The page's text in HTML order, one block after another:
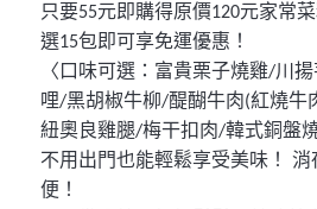
只要55元即購得原價120元家常
選15包即可享免運優惠！
〈口味可選：富貴栗子燒雞/川
哩/黑胡椒牛柳/醍醐牛肉(紅燒牛
紐奧良雞腿/梅干扣肉/韓式銅盤
不用出門也能輕鬆享受美味！
便！